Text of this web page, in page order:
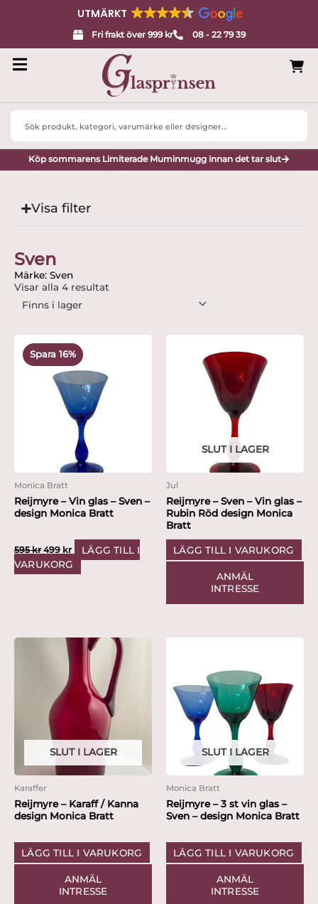
UTMÄRKT
Fri frakt över 999 kr 08 - 22 79 39
Search
Köp sommarens Limiterade Muminmugg innan det tar slut
Visa filter
Sven
Märke: Sven
Visar alla 4 resultat
Spara 16%
Monica Bratt
Reijmyre – Vin glas – Sven –
design Monica Bratt
595kr
ursprungliga
var:
595 kr.
499 kr
nuvarande
priset
är:
499 kr.
LÄGG TILL I
VARUKORG
SLUT I LAGER
Jul
Reijmyre – Sven – Vin glas –
Rubin Röd design Monica
Bratt
LÄGG TILL I VARUKORG
ANMÄL
INTRESSE
SLUT I LAGER
Karaffer
Reijmyre – Karaff / Kanna
design Monica Bratt
LÄGG TILL I VARUKORG
ANMÄL
INTRESSE
SLUT I LAGER
Monica Bratt
Reijmyre – 3 st vin glas –
Sven – design Monica Bratt
LÄGG TILL I VARUKORG
ANMÄL
INTRESSE